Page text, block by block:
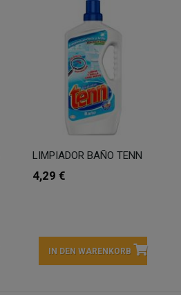
LIMPIADOR BAÑO TENN
4,29 €
IN DEN WARENKORB